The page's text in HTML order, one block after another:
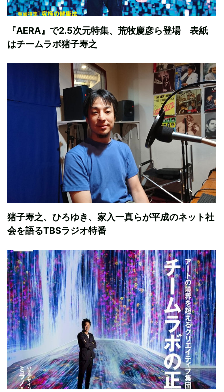
『AERA』で2.5次元特集、荒牧慶彦ら登場 表紙
はチームラボ猪子寿之
猪子寿之、ひろゆき、家入一真らが平成のネット社
会を語るTBSラジオ特番